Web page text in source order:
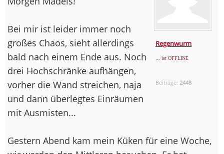
Regenwurm
... ist OFFLINE
Beiträge: 2448
Bei mir ist leider immer noch
großes Chaos, sieht allerdings
bald nach einem Ende aus. Noch
drei Hochschränke aufhängen,
vorher die Wand streichen, naja
und dann überlegtes Einräumen
mit Ausmisten...
Gestern Abend kam mein Küken für eine Woche,